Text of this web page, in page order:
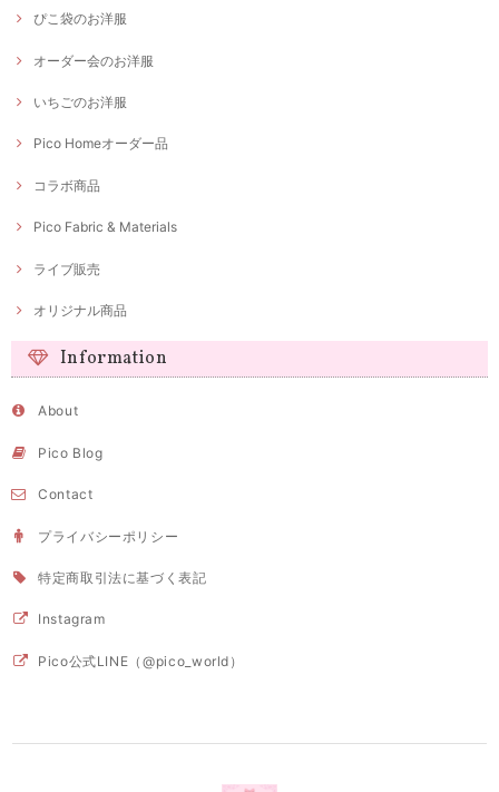
ぴこ袋のお洋服
オーダー会のお洋服
いちごのお洋服
Pico Homeオーダー品
コラボ商品
Pico Fabric & Materials
ライブ販売
オリジナル商品
Information
About
Pico Blog
Contact
プライバシーポリシー
特定商取引法に基づく表記
Instagram
Pico公式LINE（@pico_world）